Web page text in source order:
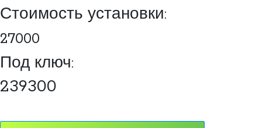
Стоимость установки:
27000
Под ключ:
239300